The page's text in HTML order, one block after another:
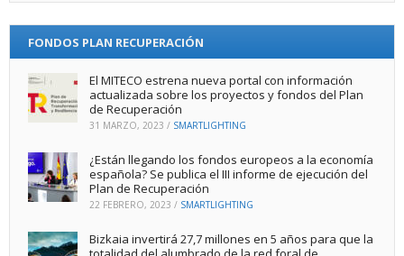
FONDOS PLAN RECUPERACIÓN
El MITECO estrena nueva portal con información
actualizada sobre los proyectos y fondos del Plan
de Recuperación
31 MARZO, 2023 / SMARTLIGHTING
¿Están llegando los fondos europeos a la economía
española? Se publica el III informe de ejecución del
Plan de Recuperación
22 FEBRERO, 2023 / SMARTLIGHTING
Bizkaia invertirá 27,7 millones en 5 años para que la